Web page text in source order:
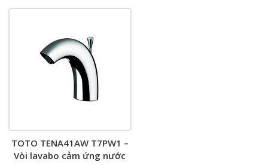
TOTO TENA41AW T7PW1 –
Vòi lavabo cảm ứng nước